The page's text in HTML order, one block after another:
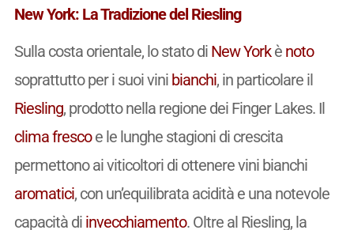
New York: La Tradizione del Riesling
Sulla costa orientale, lo stato di New Yorkè noto
soprattutto per i suoi vini bianchi, in particolare il
Riesling, prodotto nella regione dei Finger Lakes. Il
clima frescoe le lunghe stagioni di crescita
permettono ai viticoltori di ottenere vini bianchi
aromatici, con un’equilibrata acidità e una notevole
capacità di invecchiamento. Oltre al Riesling, la